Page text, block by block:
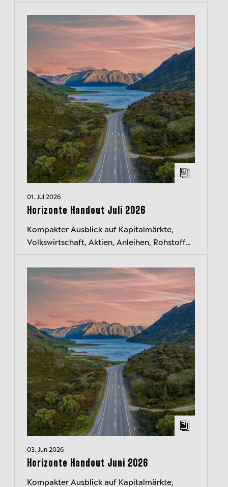
01. Jul 2026
Horizonte Handout Juli 2026
Kompakter Ausblick auf Kapitalmärkte,
Volkswirtschaft, Aktien, Anleihen, Rohstoffe
03. Jun 2026
Horizonte Handout Juni 2026
Kompakter Ausblick auf Kapitalmärkte,